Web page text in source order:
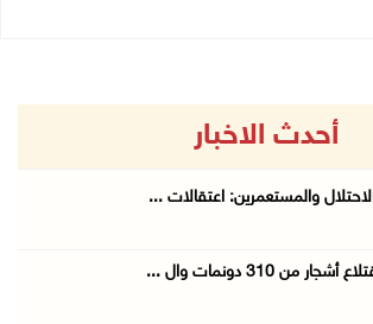
أحدث الاخبار
والمستعمرين: اعتقالات ...
من 310 دونمات وال ...